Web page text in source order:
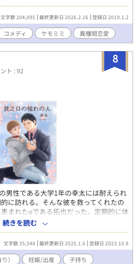
された相手は、どう見ても「犬」だっ
スにつき以下注意。 ※オメガバース
娠・出産絡みの表現が頻出します。な
文で何となく説明します ※攻の見た目
体＋尾、人間に犬耳のみと３パターン
ち様pixiv ID=404935 本編完結済、以
電子書店様で本作コミカライズが配信
文字数 204,095 最終更新日 2026.2.16 登録日 2019.1.2
コメディ ケモミミ 異種間恋愛
8
ト : 92
男性である大学1年の幸太には耐えられ
に訪れる。そんな彼を救ってくれたの
まれたαである拓也だった。定期的に体
2人だが、なんと幸太は妊娠してしま
書と10万円が必要だが、貧乏学生であ
ない彼にはどちらの選択もハードルが高
せオメガバースBL。 エブリスタにて紹
ったもの
続きを読む
文字数 35,548 最終更新日 2025.1.6 登録日 2023.10.8
） 妊娠/出産
子持ち